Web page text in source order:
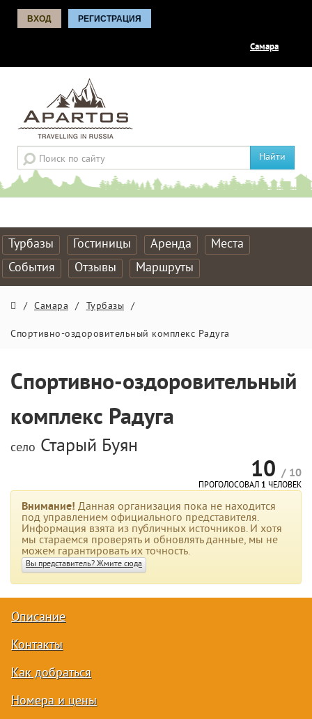
ВХОД РЕГИСТРАЦИЯ
Самара
Найти
Турбазы Гостиницы Аренда
Места
События
Отзывы Маршруты
/ Самара / Турбазы /
Спортивно-оздоровительный комплекс Радуга
Спортивно-оздоровительный
комплекс Радуга
село Старый Буян
10 / 10
ПРОГОЛОСОВАЛ 1 ЧЕЛОВЕК
Внимание! Данная организация пока не находится
под управлением официального представителя.
Информация взята из публичных источников. И хотя
мы стараемся проверять и обновлять данные, мы не
можем гарантировать их точность.
Вы представитель? Жмите сюда
Описание
Контакты
Как добраться
Номера и цены